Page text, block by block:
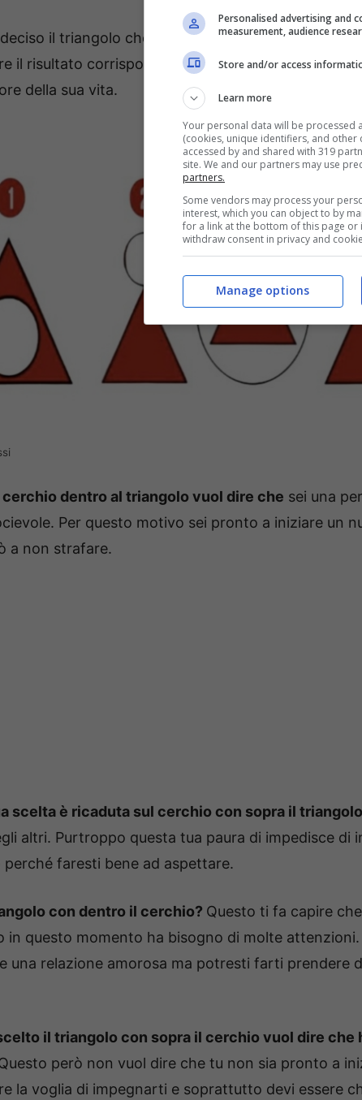
il triangolo che più vi rappresenta non
il risultato corrispondente. Scopri il tuo che ti dirà
della sua vita.
dentro al triangolo vuol dire che sei una
Per questo motivo sei pronto a iniziare un
a non strafare.
scelta è ricaduta sul cerchio con sopra il triangolo
altri. Purtroppo questa tua paura di impedisce di
perché faresti bene ad aspettare.
con dentro il cerchio? Questo ti fa capire
in questo momento ha bisogno di molte
una relazione amorosa ma potresti farti prendere
il triangolo con sopra il cerchio vuol dire che
però non vuol dire che tu non sia pronto a
la voglia di impegnarti e soprattutto devi essere
Personalised advertising and
measurement, audience
Store and/or access
Learn more
Your personal data will be processed
(cookies, unique identifiers, and other
accessed by and shared with 319
site. We and our partners may use
partners.
Some vendors may process your
interest, which you can object to by
for a link at the bottom of this page or
withdraw consent in privacy and
Manage options